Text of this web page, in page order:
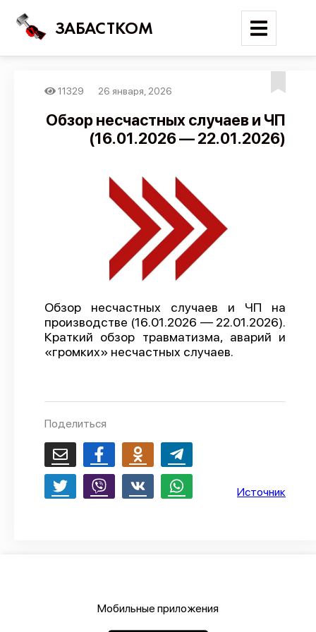
ЗАБАСТКОМ
Поиск
Карта событий
Трудовые конфликты
Отчеты
Предложить публикацию
API
О проекте
Политика конфиденциальности
11329 26 января, 2026
Обзор несчастных случаев и ЧП
(16.01.2026 — 22.01.2026)
Обзор несчастных случаев и ЧП на
производстве (16.01.2026 — 22.01.2026).
Краткий обзор травматизма, аварий и
«громких» несчастных случаев.
Поделиться
Источник
Мобильные приложения